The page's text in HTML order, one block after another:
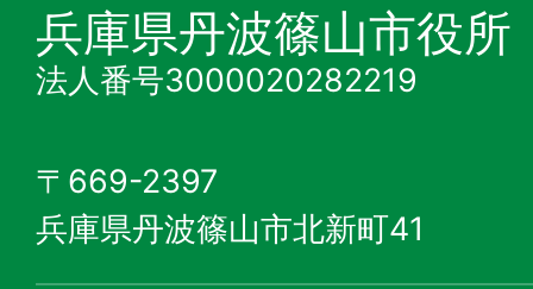
兵庫県丹波篠山市役所
法人番号3000020282219
〒669-2397
兵庫県丹波篠山市北新町41